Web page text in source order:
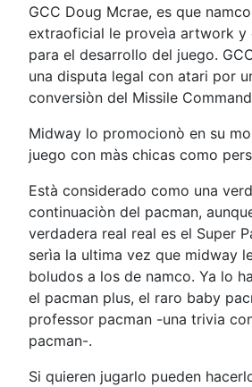
GCC Doug Mcrae, es que
extraoficial le proveìa artwork
para el desarrollo del juego.
una disputa legal con atari por
conversiòn del Missile
Midway lo promocionò en su
juego con màs chicas como
Està considerado como una
continuaciòn del pacman,
verdadera real real es el Super
serìa la ultima vez que midway
boludos a los de namco. Ya lo
el pacman plus, el raro baby
professor pacman -una trivia
pacman-.
Si quieren jugarlo pueden